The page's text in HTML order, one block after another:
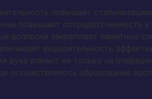
повышает
повышают сосредоточенность
всплески закрепляют памятные
выразительность
духа влияют не только на
осуществлялось образование